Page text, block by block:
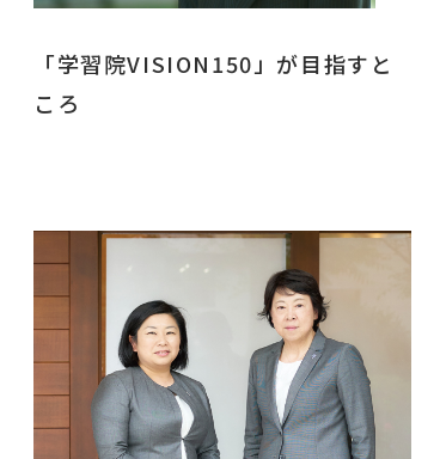
「学習院VISION150」が目指すと
ころ